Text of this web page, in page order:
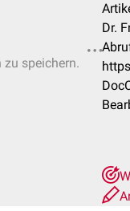
zu speichern.
Dr.